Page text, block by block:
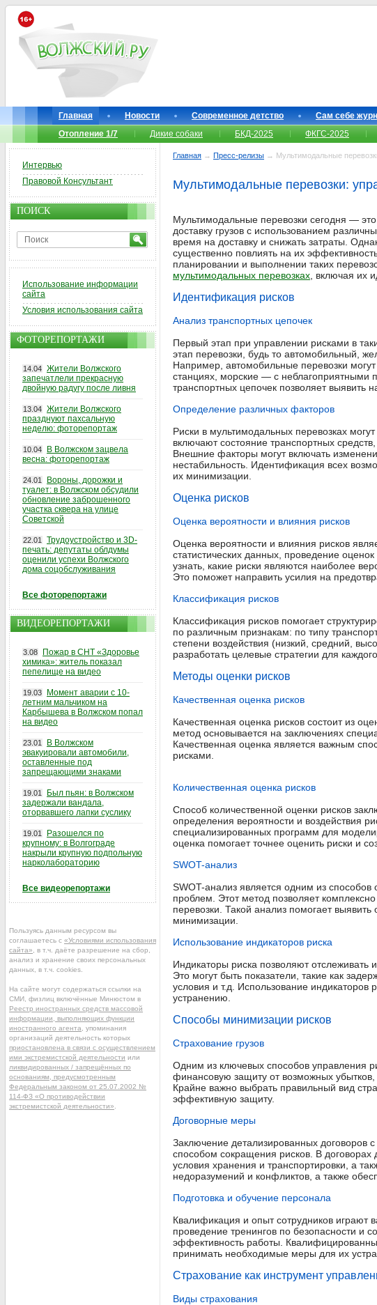
Главная Новости Современное детство Сам себе
Отопление 1/7
Дикие собаки БКД-2025 ФКГС-2025
Главная → Пресс-релизы → Мультимодальные
Мультимодальные перевозки:
Мультимодальные перевозки сегодня —
доставку грузов с использованием
время на доставку и снижать затраты.
существенно повлиять на их
планировании и выполнении таких
мультимодальных перевозках , включая их
Идентификация рисков
Анализ транспортных цепочек
Первый этап при управлении рисками в
этап перевозки, будь то автомобильный,
Например, автомобильные перевозки
станциях, морские — с неблагоприятными
транспортных цепочек позволяет выявить
Определение различных факторов
Риски в мультимодальных перевозках
включают состояние транспортных
Внешние факторы могут включать
нестабильность. Идентификация всех
их минимизации.
Оценка рисков
Оценка вероятности и влияния рисков
Оценка вероятности и влияния рисков
статистических данных, проведение
узнать, какие риски являются наиболее
Это поможет направить усилия на
Классификация рисков
Классификация рисков помогает
по различным признакам: по типу
степени воздействия (низкий, средний,
разработать целевые стратегии для
Методы оценки рисков
Качественная оценка рисков
Качественная оценка рисков состоит из
метод основывается на заключениях
Качественная оценка является важным
рисками.
Количественная оценка рисков
Способ количественной оценки рисков
определения вероятности и воздействия
специализированных программ для
оценка помогает точнее оценить риски и
SWOT-анализ
SWOT-анализ является одним из
проблем. Этот метод позволяет
перевозки. Такой анализ помогает
минимизации.
Использование индикаторов риска
Индикаторы риска позволяют отслеживать
Это могут быть показатели, такие как
условия и т.д. Использование
устранению.
Способы минимизации рисков
Страхование грузов
Одним из ключевых способов управления
финансовую защиту от возможных убытков,
Крайне важно выбрать правильный вид
эффективную защиту.
Договорные меры
Заключение детализированных договоров
способом сокращения рисков. В
условия хранения и транспортировки, а
недоразумений и конфликтов, а также
Подготовка и обучение персонала
Квалификация и опыт сотрудников играют
проведение тренингов по безопасности и
эффективность работы.
принимать необходимые меры для их
Страхование как инструмент
Виды страхования
Интервью
Правовой Консультант
ПОИСК
Использование информации
сайта
Условия использования сайта
ФОТОРЕПОРТАЖИ
14.04 Жители Волжского
запечатлели прекрасную
двойную радугу после ливня
13.04 Жители Волжского
празднуют пахсальную
неделю: фоторепортаж
10.04
В Волжском зацвела
весна: фоторепортаж
24.01
Вороны, дорожки и
туалет: в Волжском обсудили
обновление заброшенного
участка сквера на улице
Советской
22.01
Трудоустройство и 3D-
печать: депутаты облдумы
оценили успехи Волжского
дома соцобслуживания
Все фоторепортажи
ВИДЕОРЕПОРТАЖИ
3.08
Пожар в СНТ «Здоровье
химика»: житель показал
пепелище на видео
19.03
Момент аварии с 10-
летним мальчиком на
Карбышева в Волжском попал
на видео
23.01
В Волжском
эвакуировали автомобили,
оставленные под
запрещающими знаками
19.01
Был пьян: в Волжском
задержали вандала,
оторвавшего лапки суслику
19.01
Разошелся по
крупному: в Волгограде
накрыли крупную подпольную
нарколабораторию
Все видеорепортажи
Пользуясь данным ресурсом вы
соглашаетесь с «Условиями использования
сайта» , в т.ч. даёте разрешение на сбор,
анализ и хранение своих персональных
данных, в т.ч. cookies.
На сайте могут содержаться ссылки на
СМИ, физлиц включённые Минюстом в
Реестр иностранных средств массовой
информации, выполняющих функции
иностранного агента , упоминания
организаций деятельность которых
приостановлена в связи с осуществлением
ими экстремистской деятельности или
ликвидированных / запрещённых по
основаниям, предусмотренным
Федеральным законом от 25.07.2002 №
114-ФЗ «О противодействии
экстремистской деятельности»